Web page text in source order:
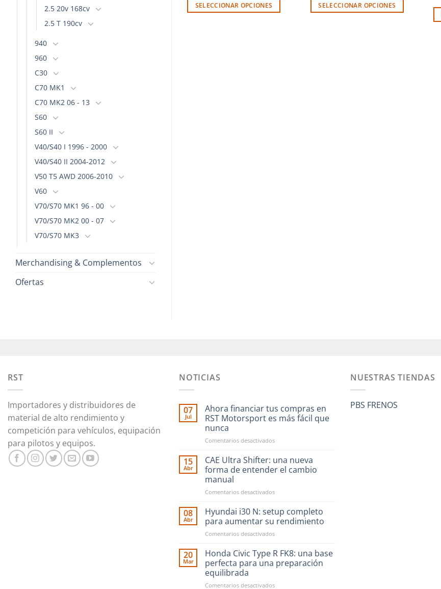
2.5 20v 168cv
2.5 T 190cv
940
960
C30
C70 MK1
C70 MK2 06 - 13
S60
S60 II
V40/S40 I 1996 - 2000
V40/S40 II 2004-2012
V50 T5 AWD 2006-2010
V60
V70/S70 MK1 96 - 00
V70/S70 MK2 00 - 07
V70/S70 MK3
Merchandising & Complementos
Ofertas
SELECCIONAR OPCIONES SELECCIONAR OPCIONES
SELECCIONAR OPCIONES
opciones
se
en
la
página
producto
RST
Importadores y distribuidores de
material de alto rendimiento y
competición para vehículos, equipación
para pilotos y equipos.
NOTICIAS
07
Jul
Ahora financiar tus compras en
RST Motorsport es más fácil que
nunca
Comentarios desactivadosen
financiar
compras
RST
es
más
fácil
que
15
Abr
CAE Ultra Shifter: una nueva
forma de entender el cambio
manual
Comentarios desactivadosen
Ultra
Shifter:
una
nueva
de
entender
el
manual
08
Abr
Hyundai i30 N: setup completo
para aumentar su rendimiento
Comentarios desactivadosen
i30
setup
para
20
Mar
Honda Civic Type R FK8: una base
perfecta para una preparación
equilibrada
Comentarios desactivadosen
NUESTRAS TIENDAS
PBS FRENOS